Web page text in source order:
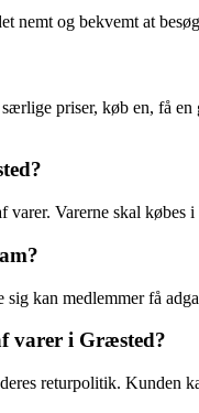
nemt og bekvemt at
priser, køb en, få
Varerne skal købes i
kan medlemmer få
varer i Græsted?
returpolitik. Kunden